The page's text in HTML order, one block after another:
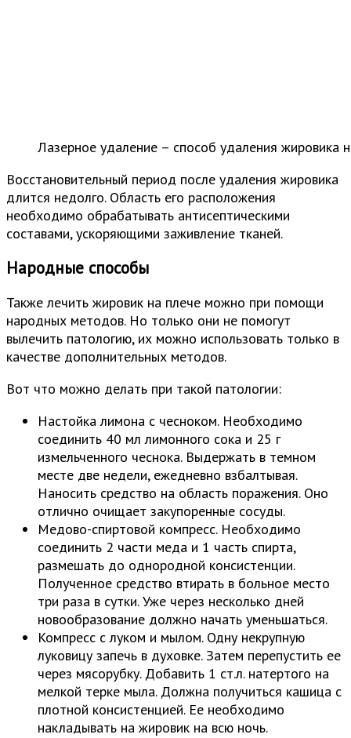
Лазерное удаление – способ удаления жировика
Восстановительный период после удаления жировика
длится недолго. Область его расположения
необходимо обрабатывать антисептическими
составами, ускоряющими заживление тканей.
Народные способы
Также лечить жировик на плече можно при помощи
народных методов. Но только они не помогут
вылечить патологию, их можно использовать только в
качестве дополнительных методов.
Вот что можно делать при такой патологии:
Настойка лимона с чесноком. Необходимо
соединить 40 мл лимонного сока и 25 г
измельченного чеснока. Выдержать в темном
месте две недели, ежедневно взбалтывая.
Наносить средство на область поражения. Оно
отлично очищает закупоренные сосуды.
Медово-спиртовой компресс. Необходимо
соединить 2 части меда и 1 часть спирта,
размешать до однородной консистенции.
Полученное средство втирать в больное место
три раза в сутки. Уже через несколько дней
новообразование должно начать уменьшаться.
Компресс с луком и мылом. Одну некрупную
луковицу запечь в духовке. Затем перепустить ее
через мясорубку. Добавить 1 ст.л. натертого на
мелкой терке мыла. Должна получиться кашица с
плотной консистенцией. Ее необходимо
накладывать на жировик на всю ночь.